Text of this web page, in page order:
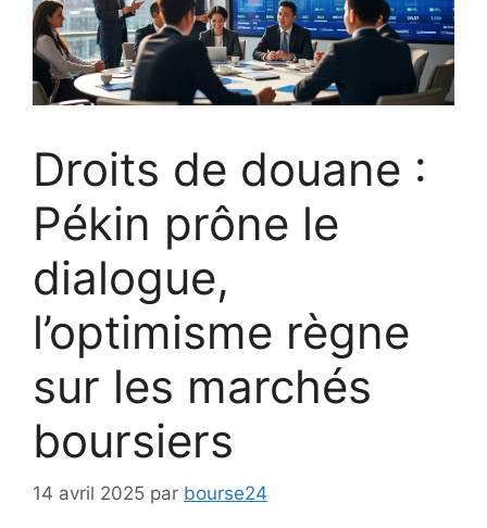
Droits de douane :
Pékin prône le
dialogue,
l’optimisme règne
sur les marchés
boursiers
14 avril 2025 par bourse24